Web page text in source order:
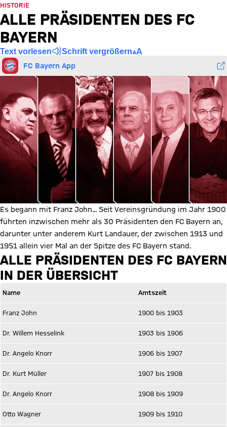
HISTORIE
ALLE PRÄSIDENTEN DES FC
BAYERN
Text vorlesen Schrift vergrößern
FC Bayern App
Es begann mit Franz John... Seit Vereinsgründung im Jahr 1900
führten inzwischen mehr als 30 Präsidenten den FC Bayern an,
darunter unter anderem Kurt Landauer, der zwischen 1913 und
1951 allein vier Mal an der Spitze des FC Bayern stand.
ALLE PRÄSIDENTEN DES FC BAYERN
IN DER ÜBERSICHT
Name Amtszeit
Franz John 1900 bis 1903
Dr. Willem Hesselink 1903 bis 1906
Dr. Angelo Knorr 1906 bis 1907
Dr. Kurt Müller 1907 bis 1908
Dr. Angelo Knorr 1908 bis 1909
Otto Wagner 1909 bis 1910